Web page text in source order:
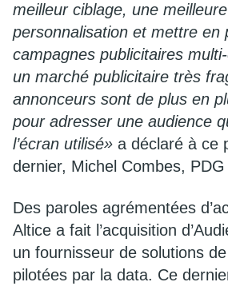
meilleur ciblage, une meilleure
personnalisation et mettre en
campagnes publicitaires
un marché publicitaire très
annonceurs sont de plus en
pour adresser une audience
l’écran utilisé» a déclaré à ce
dernier, Michel Combes, PDG
Des paroles agrémentées
Altice a fait l’acquisition
un fournisseur de solutions
pilotées par la data. Ce